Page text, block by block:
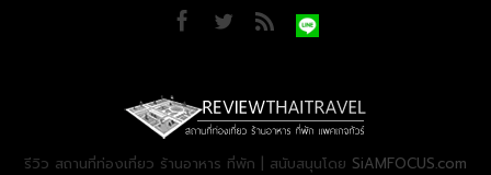
รีวิว สถานที่ท่องเที่ยว ร้านอาหาร ที่พัก | สนับสนุนโดย SiAMFOCUS.com